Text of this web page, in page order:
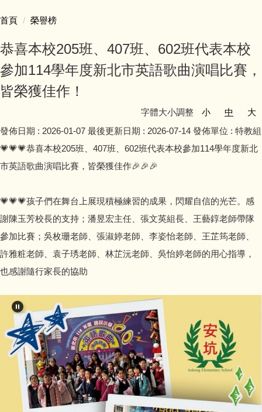
首頁 榮譽榜
恭喜本校205班、407班、602班代表本校
參加114學年度新北市英語歌曲演唱比賽，
皆榮獲佳作！
字體大小調整 小 中
大
發佈日期 : 2026-01-07 最後更新日期 : 2026-07-14 發佈單位 : 特教組
💗💗💗恭喜本校205班、407班、602班代表本校參加114學年度新北
市英語歌曲演唱比賽，皆榮獲佳作🎉🎉🎉
💗💗💗孩子們在舞台上展現積極練習的成果，閃耀自信的光芒。感
謝陳玉芳校長的支持；潘昱宏主任、張文英組長、王藝錞老師帶隊
參加比賽；吳枚珊老師、張淑婷老師、李姿怡老師、王芷筠老師、
許雅粧老師、袁子琇老師、林芷沅老師、吳怡婷老師的用心指導，
也感謝隨行家長的協助